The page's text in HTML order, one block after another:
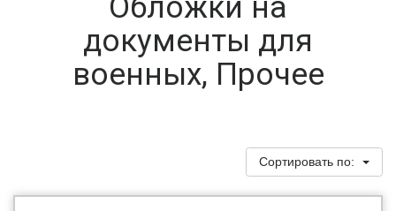
Обложки на
документы для
военных, Прочее
Сортировать по: